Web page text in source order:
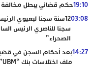
19:10حكم قضائي يبطل مخالفة
03:08
سجنا للناصري الرئيس
الصحراء”
14:27بعد أحكام السجن في
ملف اختلاسات بنك “UBM” بتطوان